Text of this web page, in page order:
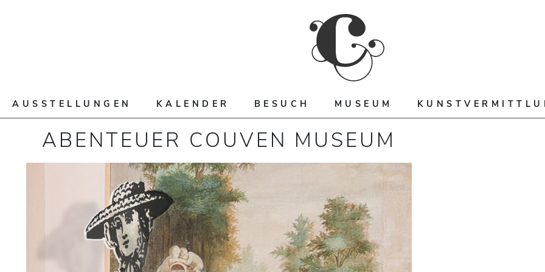
AUSSTELLUNGEN KALENDER BESUCH MUSEUM
ABENTEUER COUVEN MUSEUM